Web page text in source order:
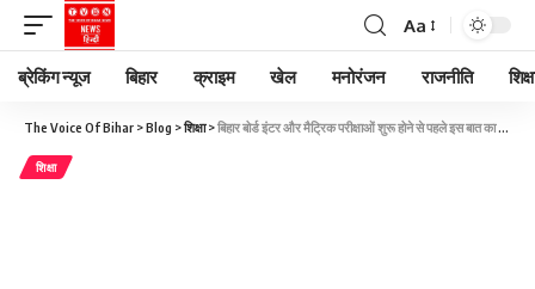
Aa
ब्रेकिंग न्यूज बिहार क्राइम खेल मनोरंजन राजनीति
The Voice Of Bihar >Blog >शिक्षा>बिहार बोर्ड इंटर और मैट्रिक परीक्षाओं शुरू होने से पहले इस बात का रखें ध्यान, वरना नहीं मिलेगी सेंटर में एंट्री
शिक्षा